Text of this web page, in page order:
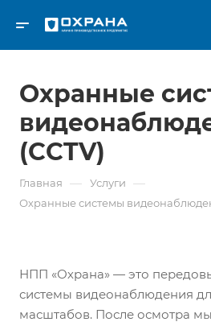
Охранные
(CCTV)
Главная — Услуги —
Охранные системы
НПП «Охрана» — это
системы видеонаблюдения
масштабов. После осмотра